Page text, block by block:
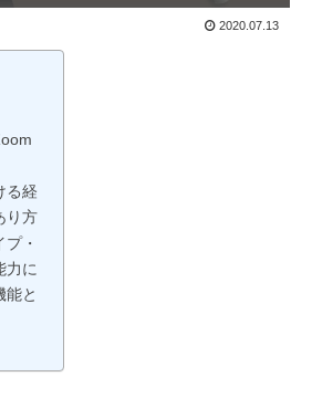
2020.07.13
る経
り方
・
力に
能と